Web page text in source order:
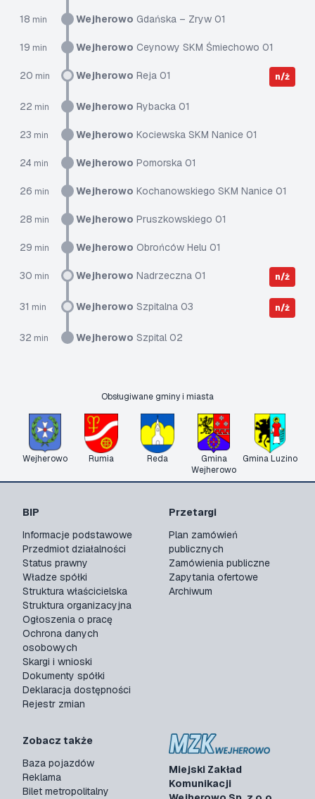
18 min Wejherowo Gdańska – Zryw 01
19 min Wejherowo Ceynowy SKM Śmiechowo 01
20 min Wejherowo Reja 01 n/ż
22 min Wejherowo Rybacka 01
23 min Wejherowo Kociewska SKM Nanice 01
24 min Wejherowo Pomorska 01
26 min Wejherowo Kochanowskiego SKM Nanice 01
28 min Wejherowo Pruszkowskiego 01
29 min Wejherowo Obrońców Helu 01
30 min Wejherowo Nadrzeczna 01 n/ż
31 min Wejherowo Szpitalna 03 n/ż
32 min Wejherowo Szpital 02
Obsługiwane gminy i miasta
Wejherowo Rumia Reda
Gmina
Wejherowo
Gmina Luzino
Miejski Zakład
Komunikacji
BIP
Informacje podstawowe
Przedmiot działalności
Status prawny
Władze spółki
Struktura właścicielska
Struktura organizacyjna
Ogłoszenia o pracę
Ochrona danych
osobowych
Skargi i wnioski
Dokumenty spółki
Deklaracja dostępności
Rejestr zmian
Przetargi
Plan zamówień
publicznych
Zamówienia publiczne
Zapytania ofertowe
Archiwum
Zobacz także
Baza pojazdów
Reklama
Bilet metropolitalny